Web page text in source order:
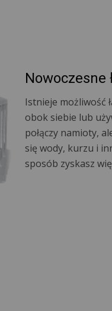
Nowoczesne
Istnieje możliwość
obok siebie lub
połączy namioty,
się wody, kurzu i
sposób zyskasz